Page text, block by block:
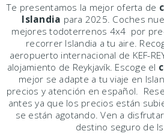
Te presentamos la mejor oferta de
Islandia para 2025. Coches
mejores todoterrenos 4x4 por
recorrer Islandia a tu aire.
aeropuerto internacional de KEF-
alojamiento de Reykjavík. Escoge el
mejor se adapte a tu viaje en
precios y atención en español.
antes ya que los precios están
se están agotando. Ven a
destino seguro de